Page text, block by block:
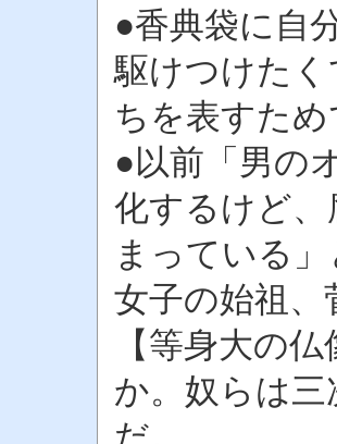
●香典袋に自
駆けつけた
ちを表すた
●以前「男の
化するけど
まっている
女子の始祖、
【等身大の
か。奴らは